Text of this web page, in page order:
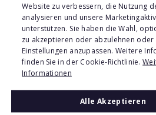
Website zu verbessern, die Nutzung
analysieren und unsere
unterstützen. Sie haben die Wahl,
zu akzeptieren oder abzulehnen oder
Einstellungen anzupassen. Weitere
finden Sie in der Cookie-Richtlinie.
Informationen
Alle Akzeptieren